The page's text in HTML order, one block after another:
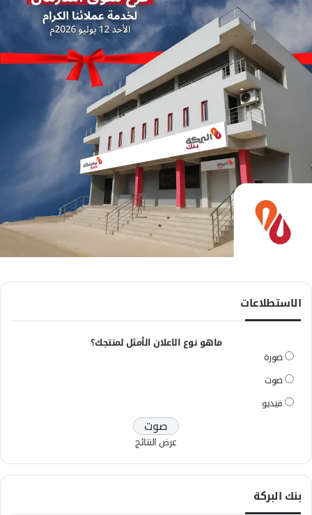
الاستطلاعات
ماهو نوع الاعلان الأمثل لمنتجك؟
صورة
صوت
فيديو
عرض النتائج
بنك البركة